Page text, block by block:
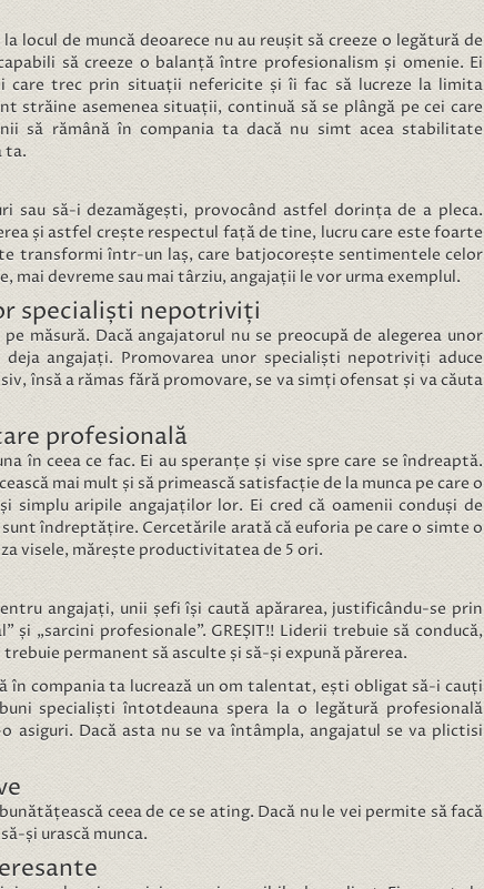
de muncă deoarece nu au reușit să creeze o legătură de
să creeze o balanță între profesionalism și omenie. Ei
care trec prin situații nefericite și îi fac să lucreze la limita
străine asemenea situații, continuă să se plângă pe cei care
să rămână în compania ta dacă nu simt acea stabilitate
ta.
sau să-i dezamăgești, provocând astfel dorința de a pleca.
și astfel crește respectul față de tine, lucru care este foarte
transformi într-un laș, care batjocorește sentimentele celor
mai devreme sau mai târziu, angajații le vor urma exemplul.
specialiști nepotriviți
măsură. Dacă angajatorul nu se preocupă de alegerea unor
angajați. Promovarea unor specialiști nepotriviți aduce
însă a rămas fără promovare, se va simți ofensat și va căuta
profesională
în ceea ce fac. Ei au speranțe și vise spre care se îndreaptă.
mai mult și să primească satisfacție de la munca pe care o
simplu aripile angajaților lor. Ei cred că oamenii conduși de
îndreptățire. Cercetările arată că euforia pe care o simte o
visele, mărește productivitatea de 5 ori.
angajați, unii șefi își caută apărarea, justificându-se prin
și „sarcini profesionale”. GREȘIT!! Liderii trebuie să conducă,
permanent să asculte și să-și expună părerea.
în compania ta lucrează un om talentat, ești obligat să-i cauți
specialiști întotdeauna spera la o legătură profesională
asiguri. Dacă asta nu se va întâmpla, angajatul se va plictisi
ceea de ce se ating. Dacă nu le vei permite să facă
și urască munca.